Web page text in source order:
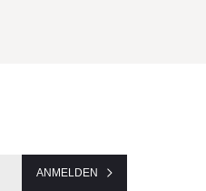
ANMELDEN